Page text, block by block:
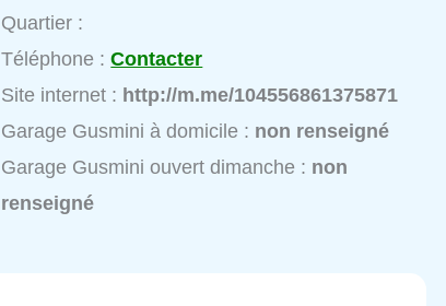
Quartier :
Téléphone :Contacter
Site internet : http://m.me/104556861375871
Garage Gusmini à domicile : non renseigné
Garage Gusmini ouvert dimanche : non
renseigné